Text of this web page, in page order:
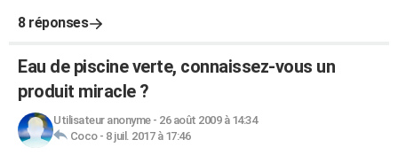
8 réponses
Eau de piscine verte, connaissez-vous un
produit miracle ?
Utilisateur anonyme- 26 août 2009 à 14:34
Coco- 8 juil. 2017 à 17:46